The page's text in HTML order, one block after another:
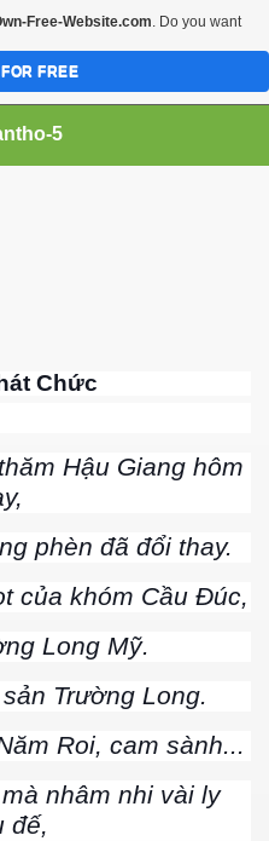
5
Chức
Hậu Giang hôm
phèn đã đổi thay.
của khóm Cầu Đúc,
Long Mỹ.
Trường Long.
Roi, cam sành...
nhâm nhi vài ly
đế,
Free-Website.com. Do you want
FREE